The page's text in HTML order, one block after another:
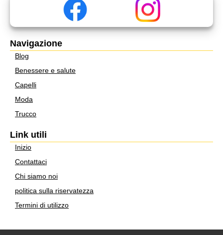
Navigazione
Blog
Benessere e salute
Capelli
Moda
Trucco
Link utili
Inizio
Contattaci
Chi siamo noi
politica sulla riservatezza
Termini di utilizzo